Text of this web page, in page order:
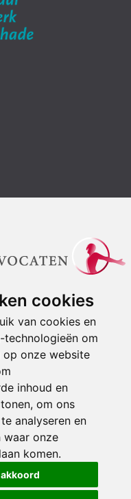
cookies
van cookies en
om
onze website
inhoud en
om ons
analyseren en
onze
komen.